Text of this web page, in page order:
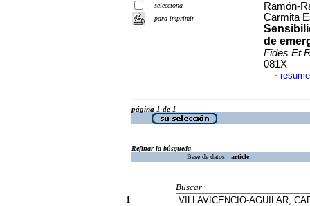
selecciona
para imprimir
Ramón-
Carmita
de
Fides Et
081X
·
página 1 de 1
Refinar la búsqueda
Base de datos : article
Buscar
1